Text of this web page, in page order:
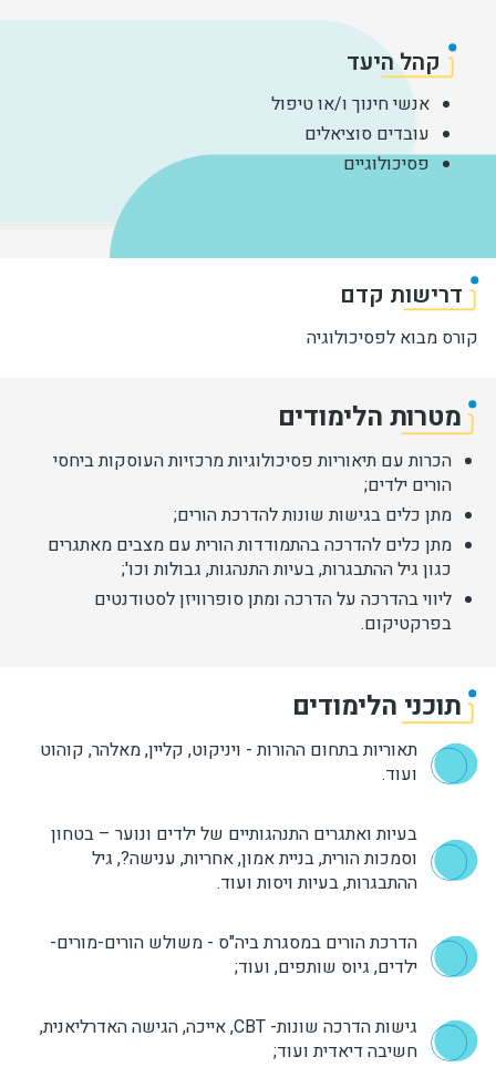
קהל היעד
אנשי חינוך ו/או טיפול
עובדים סוציאלים
פסיכולוגיים
דרישות קדם
קורס מבוא לפסיכולוגיה
מטרות הלימודים
הכרות עם תיאוריות פסיכולוגיות מרכזיות העוסקות ביחסי
הורים ילדים;
מתן כלים בגישות שונות להדרכת הורים;
מתן כלים להדרכה בהתמודדות הורית עם מצבים מאתגרים
כגון גיל ההתבגרות, בעיות התנהגות, גבולות וכו';
ליווי בהדרכה על הדרכה ומתן סופרוויזן לסטודנטים
בפרקטיקום.
תוכני הלימודים
תאוריות בתחום ההורות - ויניקוט, קליין, מאלהר, קוהוט
ועוד.
בעיות ואתגרים התנהגותיים של ילדים ונוער – בטחון
וסמכות הורית, בניית אמון, אחריות, ענישה?, גיל
ההתבגרות, בעיות ויסות ועוד.
הדרכת הורים במסגרת ביה"ס - משולש הורים-מורים-
ילדים, גיוס שותפים, ועוד;
גישות הדרכה שונות- CBT, אייכה, הגישה האדרליאנית,
חשיבה דיאדית ועוד;